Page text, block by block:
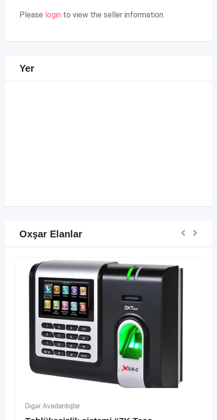
Please login to view the seller information.
Yer
Oxşar Elanlar
Digər Avadanlıqlar